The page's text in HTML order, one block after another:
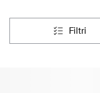
filtri